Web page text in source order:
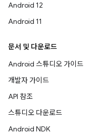
Android 12
Android 11
문서 및 다운로드
Android 스튜디오 가이드
개발자 가이드
API 참조
스튜디오 다운로드
Android NDK